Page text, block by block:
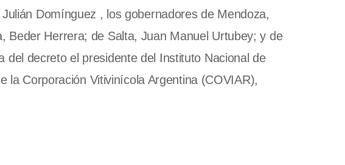
Domínguez , los gobernadores de Mendoza,
Beder Herrera; de Salta, Juan Manuel Urtubey; y de
decreto el presidente del Instituto Nacional de
la Corporación Vitivinícola Argentina (COVIAR),